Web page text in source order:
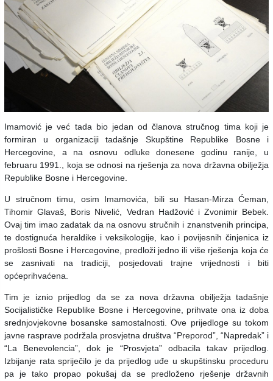
Imamović je već tada bio jedan od članova stručnog tima koji je
formiran u organizaciji tadašnje Skupštine Republike Bosne i
Hercegovine, a na osnovu odluke donesene godinu ranije, u
februaru 1991., koja se odnosi na rješenja za nova državna obilježja
Republike Bosne i Hercegovine.
U stručnom timu, osim Imamovića, bili su Hasan-Mirza Ćeman,
Tihomir Glavaš, Boris Nivelić, Vedran Hadžović i Zvonimir Bebek.
Ovaj tim imao zadatak da na osnovu stručnih i znanstvenih principa,
te dostignuća heraldike i veksikologije, kao i povijesnih činjenica iz
prošlosti Bosne i Hercegovine, predloži jedno ili više rješenja koja će
se zasnivati na tradiciji, posjedovati trajne vrijednosti i biti
općeprihvaćena.
Tim je iznio prijedlog da se za nova državna obilježja tadašnje
Socijalističke Republike Bosne i Hercegovine, prihvate ona iz doba
srednjovjekovne bosanske samostalnosti. Ove prijedloge su tokom
javne rasprave podržala prosvjetna društva “Preporod”, “Napredak” i
“La Benevolencia”, dok je “Prosvjeta” odbacila takav prijedlog.
Izbijanje rata spriječilo je da prijedlog uđe u skupštinsku proceduru
pa je tako propao pokušaj da se predloženo rješenje državnih